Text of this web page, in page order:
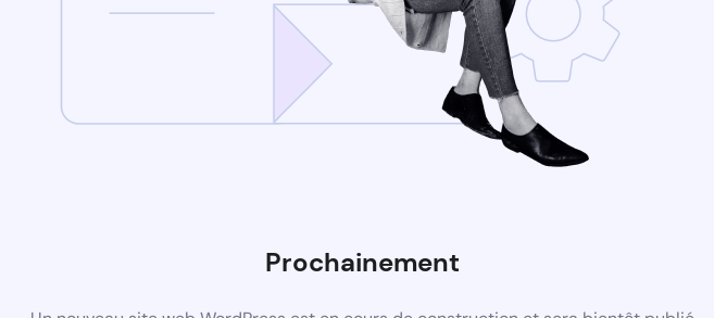
Prochainement